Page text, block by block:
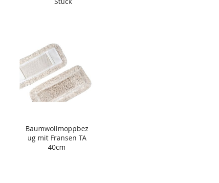
Baumwollmoppbez
ug mit Fransen TA
40cm